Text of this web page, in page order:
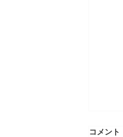
コメント